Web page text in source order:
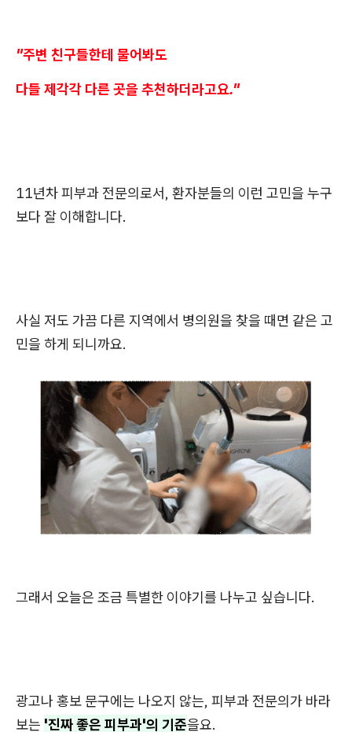
"주변 친구들한테 물어봐도
다들 제각각 다른 곳을 추천하더라고요."
11년차 피부과 전문의로서, 환자분들의 이런 고민을 누구
보다 잘 이해합니다.
사실 저도 가끔 다른 지역에서 병의원을 찾을 때면 같은 고
민을 하게 되니까요.
그래서 오늘은 조금 특별한 이야기를 나누고 싶습니다.
광고나 홍보 문구에는 나오지 않는, 피부과 전문의가 바라
보는 '진짜 좋은 피부과'의 기준을요.